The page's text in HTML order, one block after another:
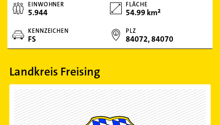
EINWOHNER
5.944
FLÄCHE
54.99 km²
KENNZEICHEN
FS
PLZ
84072, 84070
Landkreis Freising